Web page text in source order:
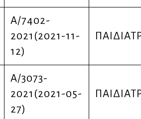
Α/7402-
2021(2021-11-
12)
Α/3073-
2021(2021-05-
27)